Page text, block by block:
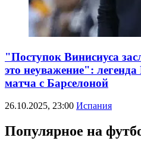
"Поступок Винисиуса
это неуважение": легенда
матча с Барселоной
26.10.2025, 23:00 Испания
Популярное на